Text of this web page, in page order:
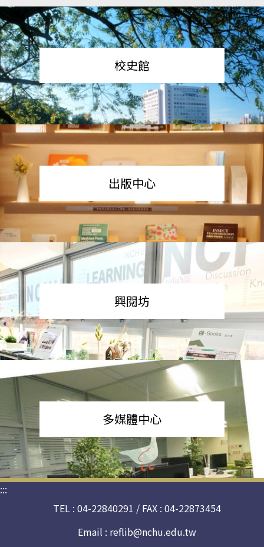
校史館
出版中心
興閱坊
多媒體中心
:::
TEL : 04-22840291 / FAX : 04-22873454
Email : reflib@nchu.edu.tw